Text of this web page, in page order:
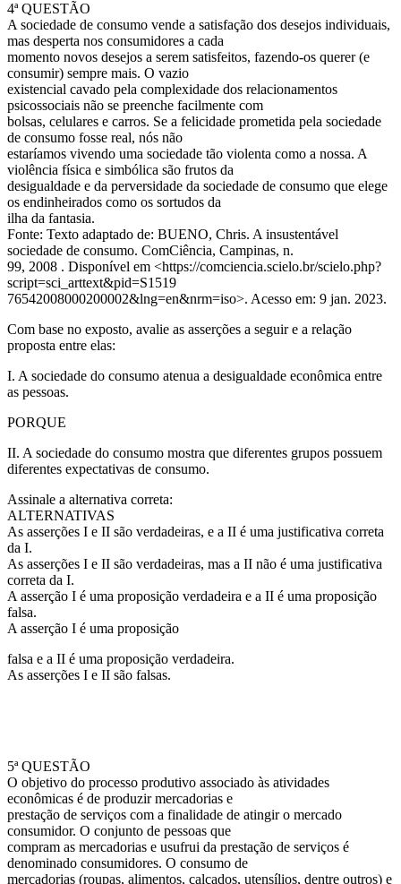
4ª QUESTÃO
A sociedade de consumo vende a satisfação dos desejos individuais,
mas desperta nos consumidores a cada
momento novos desejos a serem satisfeitos, fazendo-os querer (e
consumir) sempre mais. O vazio
existencial cavado pela complexidade dos relacionamentos
psicossociais não se preenche facilmente com
bolsas, celulares e carros. Se a felicidade prometida pela sociedade
de consumo fosse real, nós não
estaríamos vivendo uma sociedade tão violenta como a nossa. A
violência física e simbólica são frutos da
desigualdade e da perversidade da sociedade de consumo que elege
os endinheirados como os sortudos da
ilha da fantasia.
Fonte: Texto adaptado de: BUENO, Chris. A insustentável
sociedade de consumo. ComCiência, Campinas, n.
99, 2008 . Disponível em <https://comciencia.scielo.br/scielo.php?
script=sci_arttext&pid=S1519
76542008000200002&lng=en&nrm=iso>. Acesso em: 9 jan. 2023.
Com base no exposto, avalie as asserções a seguir e a relação
proposta entre elas:
I. A sociedade do consumo atenua a desigualdade econômica entre
as pessoas.
PORQUE
II. A sociedade do consumo mostra que diferentes grupos possuem
diferentes expectativas de consumo.
Assinale a alternativa correta:
ALTERNATIVAS
As asserções I e II são verdadeiras, e a II é uma justificativa correta
da I.
As asserções I e II são verdadeiras, mas a II não é uma justificativa
correta da I.
A asserção I é uma proposição verdadeira e a II é uma proposição
falsa.
A asserção I é uma proposição
falsa e a II é uma proposição verdadeira.
As asserções I e II são falsas.
5ª QUESTÃO
O objetivo do processo produtivo associado às atividades
econômicas é de produzir mercadorias e
prestação de serviços com a finalidade de atingir o mercado
consumidor. O conjunto de pessoas que
compram as mercadorias e usufrui da prestação de serviços é
denominado consumidores. O consumo de
mercadorias (roupas, alimentos, calçados, utensílios, dentre outros) e